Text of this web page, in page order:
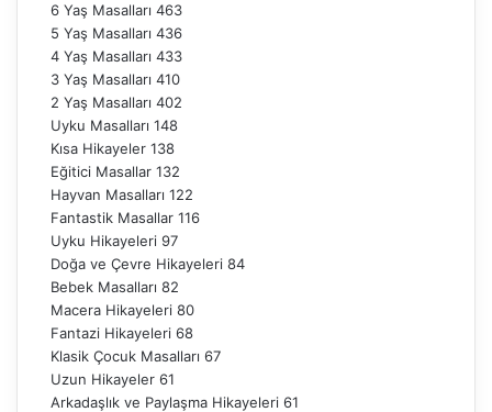
6 Yaş Masalları 463
5 Yaş Masalları 436
4 Yaş Masalları 433
3 Yaş Masalları 410
2 Yaş Masalları 402
Uyku Masalları 148
Kısa Hikayeler 138
Eğitici Masallar 132
Hayvan Masalları 122
Fantastik Masallar 116
Uyku Hikayeleri 97
Doğa ve Çevre Hikayeleri 84
Bebek Masalları 82
Macera Hikayeleri 80
Fantazi Hikayeleri 68
Klasik Çocuk Masalları 67
Uzun Hikayeler 61
Arkadaşlık ve Paylaşma Hikayeleri 61